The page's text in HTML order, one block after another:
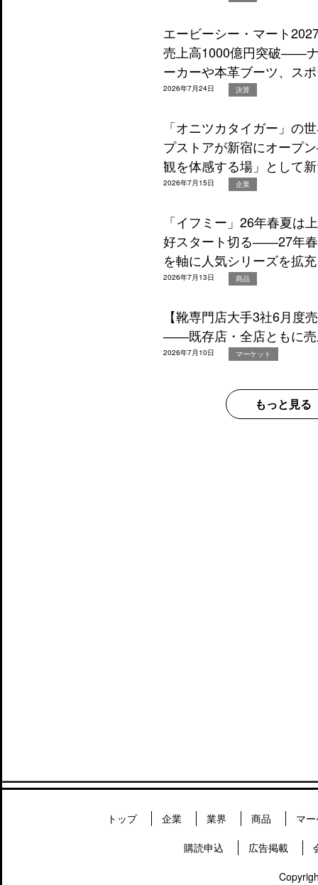
エービーシー・マート
売上高1000億円突破――
ーカーや本革ブーツ、ス
2026年7月24日 決算
「オニツカタイガー」の
プストアが新宿にオープ
観を体感する場」として
2026年7月15日 企業
「イフミー」26年春夏は
好スタート切る――27年
を軸に人気シリーズを拡充
2026年7月13日 商品
【靴専門店大手3社6月度
――既存店・全店ともに売
2026年7月10日 マーケット
もっと見る
トップ 企業 業界 商品 マ
購読申込 広告掲載